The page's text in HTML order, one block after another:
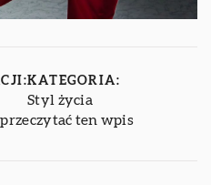
KATEGORIA:
Styl życia
ten wpis